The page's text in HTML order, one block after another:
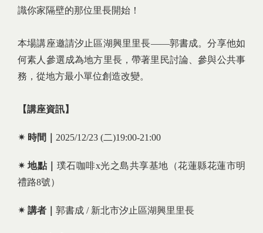
識你家隔壁的那位里長開始！
本場講座邀請汐止區湖興里里長——郭書成。分享他如
何素人參選成為地方里長，帶著里民討論、參與公共事
務，從地方最小單位創造改變。
【講座資訊】
✴︎ 時間｜ 2025/12/23 (二)19:00-21:00
✴︎ 地點｜ 璞石咖啡x光之島共享基地（花蓮縣花蓮市明
禮路8號）
✴︎ 講者｜ 郭書成 / 新北市汐止區湖興里里長